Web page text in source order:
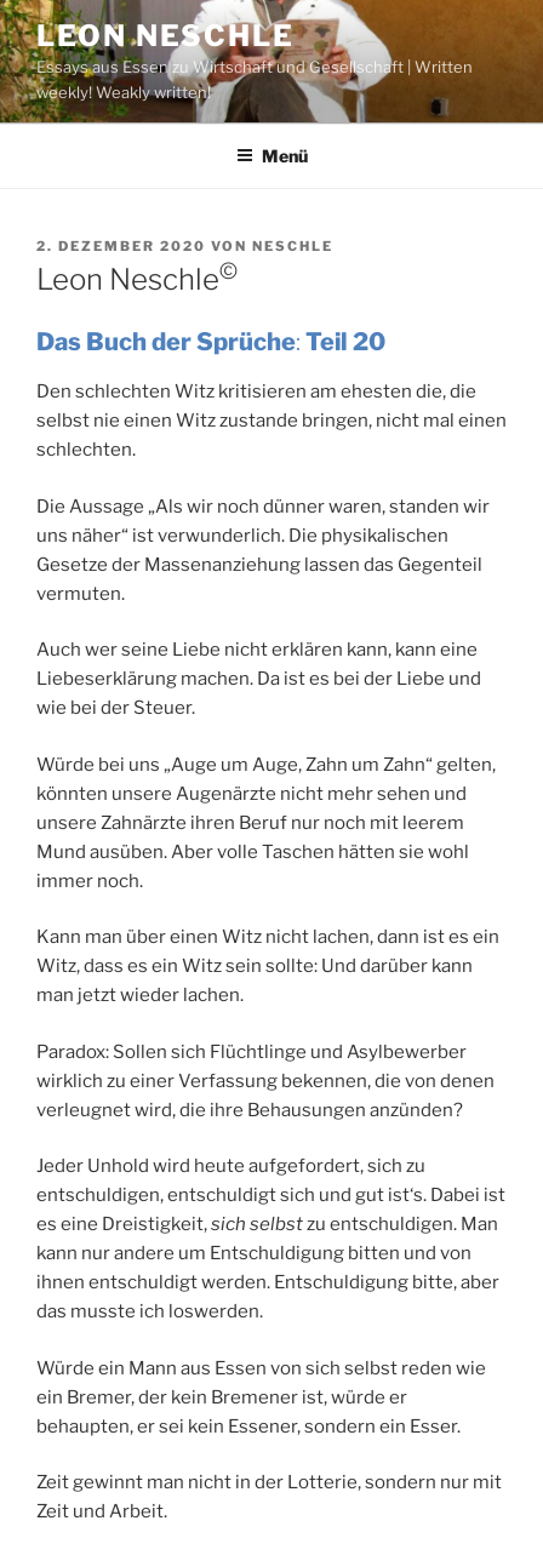
Zum
Inhalt
springen
LEON NESCHLE
Essays aus Essen zu Wirtschaft und Gesellschaft | Written
weekly! Weakly written!
Menü
VERÖFFENTLICHT
AM
2. DEZEMBER 2020 VON NESCHLE
Leon Neschle©
Das Buch der Sprüche: Teil 20
Den schlechten Witz kritisieren am ehesten die, die
selbst nie einen Witz zustande bringen, nicht mal einen
schlechten.
Die Aussage „Als wir noch dünner waren, standen wir
uns näher“ ist verwunderlich. Die physikalischen
Gesetze der Massenanziehung lassen das Gegenteil
vermuten.
Auch wer seine Liebe nicht erklären kann, kann eine
Liebeserklärung machen. Da ist es bei der Liebe und
wie bei der Steuer.
Würde bei uns „Auge um Auge, Zahn um Zahn“ gelten,
könnten unsere Augenärzte nicht mehr sehen und
unsere Zahnärzte ihren Beruf nur noch mit leerem
Mund ausüben. Aber volle Taschen hätten sie wohl
immer noch.
Kann man über einen Witz nicht lachen, dann ist es ein
Witz, dass es ein Witz sein sollte: Und darüber kann
man jetzt wieder lachen.
Paradox: Sollen sich Flüchtlinge und Asylbewerber
wirklich zu einer Verfassung bekennen, die von denen
verleugnet wird, die ihre Behausungen anzünden?
Jeder Unhold wird heute aufgefordert, sich zu
entschuldigen, entschuldigt sich und gut ist‘s. Dabei ist
es eine Dreistigkeit,sich selbstzu entschuldigen. Man
kann nur andere um Entschuldigung bitten und von
ihnen entschuldigt werden. Entschuldigung bitte, aber
das musste ich loswerden.
Würde ein Mann aus Essen von sich selbst reden wie
ein Bremer, der kein Bremener ist, würde er
behaupten, er sei kein Essener, sondern ein Esser.
Zeit gewinnt man nicht in der Lotterie, sondern nur mit
Zeit und Arbeit.